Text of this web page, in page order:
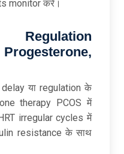
monitor करें।
या regulation के
therapy PCOS में
irregular cycles में
resistance के साथ